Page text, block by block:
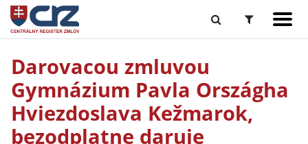
Darovacou zmluvou
Gymnázium Pavla Országha
Hviezdoslava Kežmarok,
bezodplatne daruje